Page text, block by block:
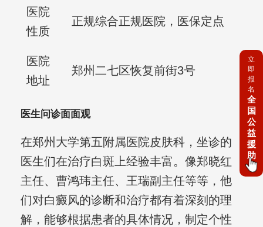
医院
性质
正规综合正规医院，医保定点
医院
地址
郑州二七区恢复前街3号
医生问诊面面观
在郑州大学第五附属医院皮肤科，坐诊的
医生们在治疗白斑上经验丰富。像郑晓红
主任、曹鸿玮主任、王瑞副主任等等，他
们对白癜风的诊断和治疗都有着深刻的理
解，能够根据患者的具体情况，制定个性
立
即
报
名
全
国
公
益
援
助